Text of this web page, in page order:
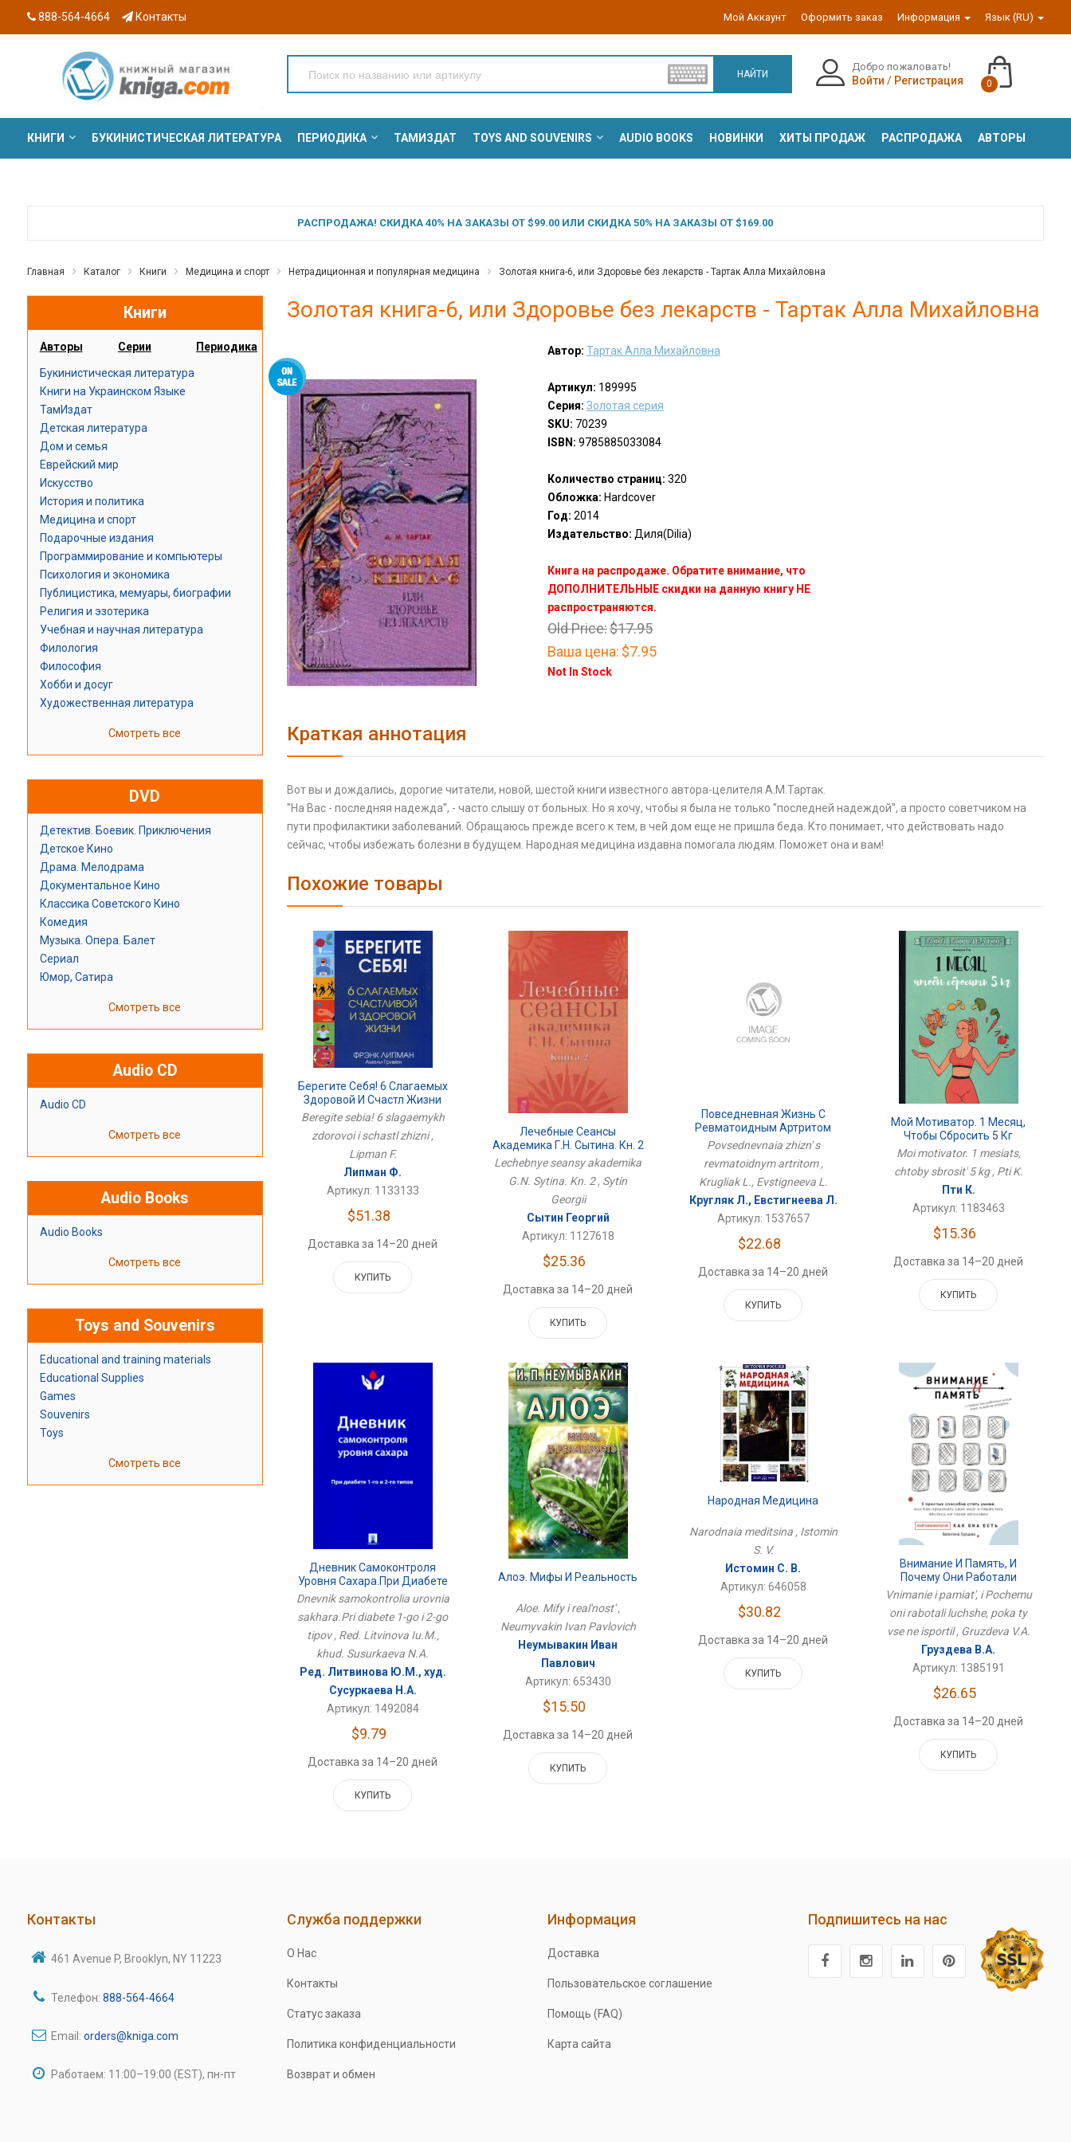
888-564-4664 Контакты Мой Аккаунт Оформить заказ Информация Язык (RU)
НАЙТИ
Добро пожаловать!
Войти / Регистрация 0
КНИГИ БУКИНИСТИЧЕСКАЯ ЛИТЕРАТУРА ПЕРИОДИКА ТАМИЗДАТ TOYS AND SOUVENIRS AUDIO BOOKS НОВИНКИ ХИТЫ ПРОДАЖ РАСПРОДАЖА АВТОРЫ
РАСПРОДАЖА! СКИДКА 40% НА ЗАКАЗЫ ОТ $99.00 ИЛИ СКИДКА 50% НА ЗАКАЗЫ ОТ $169.00
Главная Каталог Книги Медицина и спорт Нетрадиционная и популярная медицина Золотая книга-6, или Здоровье без лекарств - Тартак Алла Михайловна
Книги
Авторы Серии Периодика
Букинистическая литература
Книги на Украинском Языке
ТамИздат
Детская литература
Дом и семья
Еврейский мир
Искусство
История и политика
Медицина и спорт
Подарочные издания
Программирование и компьютеры
Психология и экономика
Публицистика, мемуары, биографии
Религия и эзотерика
Учебная и научная литература
Филология
Философия
Хобби и досуг
Художественная литература
Смотреть все
DVD
Детектив. Боевик. Приключения
Детское Кино
Драма. Мелодрама
Документальное Кино
Классика Советского Кино
Комедия
Музыка. Опера. Балет
Сериал
Юмор, Сатира
Смотреть все
Audio CD
Audio CD
Смотреть все
Audio Books
Audio Books
Смотреть все
Toys and Souvenirs
Educational and training materials
Educational Supplies
Games
Souvenirs
Toys
Смотреть все
Золотая книга-6, или Здоровье без лекарств - Тартак Алла Михайловна
Автор: Тартак Алла Михайловна
Артикул: 189995
Серия: Золотая серия
SKU: 70239
ISBN: 9785885033084
Количество страниц: 320
Обложка: Hardcover
Год: 2014
Издательство: Диля(Dilia)
Книга на распродаже. Обратите внимание, что
ДОПОЛНИТЕЛЬНЫЕ скидки на данную книгу НЕ
распространяются.
Old Price:$17.95
Ваша цена: $7.95
Not In Stock
Краткая аннотация
Вот вы и дождались, дорогие читатели, новой, шестой книги известного автора-целителя А.М.Тартак.
''На Вас - последняя надежда'', - часто слышу от больных. Но я хочу, чтобы я была не только ''последней надеждой'', а просто советчиком на
пути профилактики заболеваний. Обращаюсь прежде всего к тем, в чей дом еще не пришла беда. Кто понимает, что действовать надо
сейчас, чтобы избежать болезни в будущем. Народная медицина издавна помогала людям. Поможет она и вам!
Похожие товары
Берегите Себя! 6 Слагаемых
Здоровой И Счастл Жизни
Beregite sebia! 6 slagaemykh
zdorovoi i schastl zhizni ,
Lipman F.
Липман Ф.
Артикул: 1133133
$51.38
Доставка за 14–20 дней
КУПИТЬ
Лечебные Сеансы
Академика Г.Н. Сытина. Кн. 2
Lechebnye seansy akademika
G.N. Sytina. Kn. 2 , Sytin
Georgii
Сытин Георгий
Артикул: 1127618
$25.36
Доставка за 14–20 дней
КУПИТЬ
Повседневная Жизнь С
Ревматоидным Артритом
Povsednevnaia zhizn' s
revmatoidnym artritom ,
Krugliak L., Evstigneeva L.
Кругляк Л., Евстигнеева Л.
Артикул: 1537657
$22.68
Доставка за 14–20 дней
КУПИТЬ
Мой Мотиватор. 1 Месяц,
Чтобы Сбросить 5 Кг
Moi motivator. 1 mesiats,
chtoby sbrosit' 5 kg , Pti K.
Пти К.
Артикул: 1183463
$15.36
Доставка за 14–20 дней
КУПИТЬ
Дневник Самоконтроля
Уровня Сахара.При Диабете
1-Го И 2-Го Типов
Dnevnik samokontrolia urovnia
sakhara.Pri diabete 1-go i 2-go
tipov , Red. Litvinova Iu.M.,
khud. Susurkaeva N.A.
Ред. Литвинова Ю.М., худ.
Сусуркаева Н.А.
Артикул: 1492084
$9.79
Доставка за 14–20 дней
КУПИТЬ
Алоэ. Мифы И Реальность
Aloe. Mify i real'nost' ,
Neumyvakin Ivan Pavlovich
Неумывакин Иван
Павлович
Артикул: 653430
$15.50
Доставка за 14–20 дней
КУПИТЬ
Народная Медицина
Narodnaia meditsina , Istomin
S. V.
Истомин С. В.
Артикул: 646058
$30.82
Доставка за 14–20 дней
КУПИТЬ
Внимание И Память, И
Почему Они Работали
Лучше, Пока Ты Все Не
Испортил
Vnimanie i pamiat', i Pochemu
oni rabotali luchshe, poka ty
vse ne isportil , Gruzdeva V.A.
Груздева В.А.
Артикул: 1385191
$26.65
Доставка за 14–20 дней
КУПИТЬ
Контакты
461 Avenue P, Brooklyn, NY 11223
Телефон: 888-564-4664
Email: orders@kniga.com
Работаем: 11:00–19:00 (EST), пн-пт
Служба поддержки
О Нас
Контакты
Статус заказа
Политика конфиденциальности
Возврат и обмен
Информация
Доставка
Пользовательское соглашение
Помощь (FAQ)
Карта сайта
Подпишитесь на нас